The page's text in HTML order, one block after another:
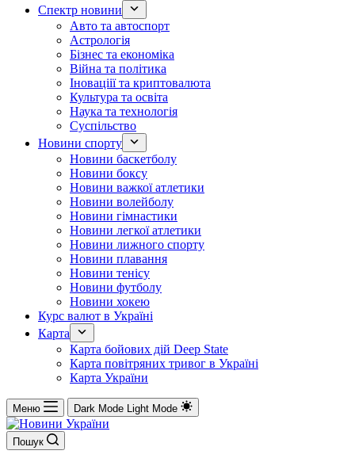
Спектр новини
Авто та автоспорт
Астрологія
Бізнес та економіка
Війна та політика
Іноваціії та криптовалюта
Культура та освіта
Наука та технологія
Суспільство
Новини спорту
Новини баскетболу
Новини боксу
Новини важкої атлетики
Новини волейболу
Новини гімнастики
Новини легкої атлетики
Новини лижного спорту
Новини плавання
Новини тенісу
Новини футболу
Новини хокею
Курс валют в Україні
Карта
Карта бойових дій Deep State
Карта повітряних тривог в Україні
Карта України
Меню Dark Mode Light Mode
Пошук